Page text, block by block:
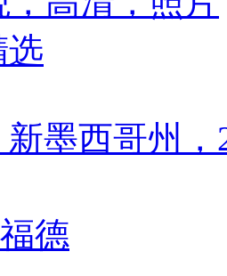
墨西哥州